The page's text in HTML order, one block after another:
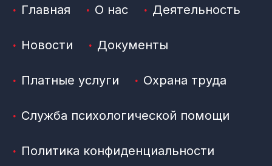
Главная О нас Деятельность
Новости Документы
Платные услуги Охрана труда
Служба психологической помощи
Политика конфиденциальности